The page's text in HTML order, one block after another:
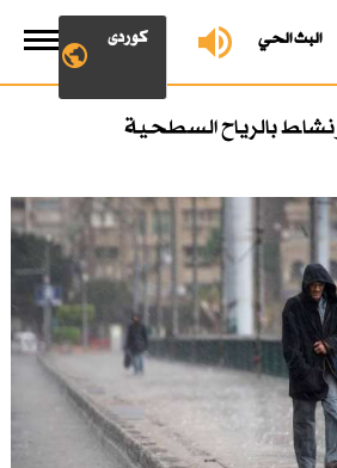
البث الحي کوردی
ونشاط بالرياح السطحية